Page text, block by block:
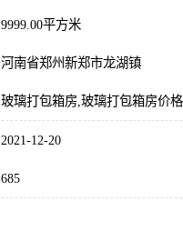
9999.00平方米
河南省郑州新郑市龙湖镇
玻璃打包箱房,玻璃打包箱房价格
2021-12-20
685